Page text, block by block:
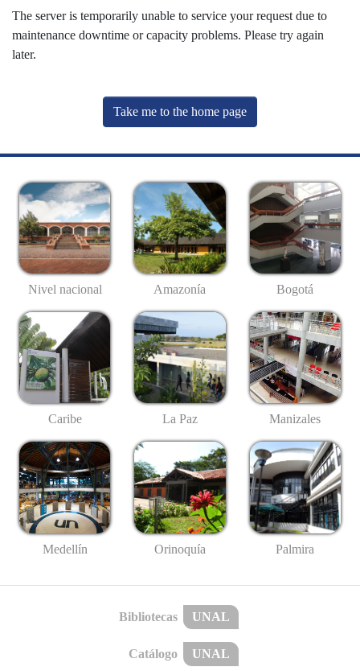
The server is temporarily unable to service your request due to
maintenance downtime or capacity problems. Please try again
later.
Take me to the home page
Nivel nacional Amazonía Bogotá
Caribe La Paz Manizales
Medellín Orinoquía Palmira
Bibliotecas UNAL
Catálogo UNAL